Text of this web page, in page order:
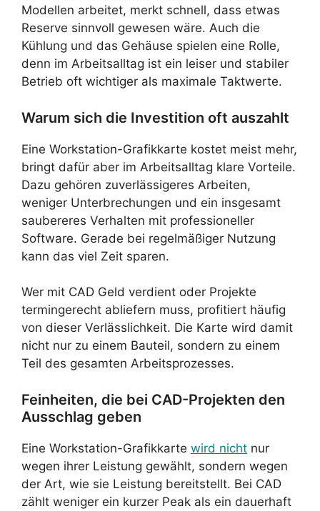
Modellen arbeitet, merkt schnell, dass etwas
Reserve sinnvoll gewesen wäre. Auch die
Kühlung und das Gehäuse spielen eine Rolle,
denn im Arbeitsalltag ist ein leiser und stabiler
Betrieb oft wichtiger als maximale Taktwerte.
Warum sich die Investition oft auszahlt
Eine Workstation-Grafikkarte kostet meist mehr,
bringt dafür aber im Arbeitsalltag klare Vorteile.
Dazu gehören zuverlässigeres Arbeiten,
weniger Unterbrechungen und ein insgesamt
saubereres Verhalten mit professioneller
Software. Gerade bei regelmäßiger Nutzung
kann das viel Zeit sparen.
Wer mit CAD Geld verdient oder Projekte
termingerecht abliefern muss, profitiert häufig
von dieser Verlässlichkeit. Die Karte wird damit
nicht nur zu einem Bauteil, sondern zu einem
Teil des gesamten Arbeitsprozesses.
Feinheiten, die bei CAD-Projekten den
Ausschlag geben
Eine Workstation-Grafikkarte wird nicht nur
wegen ihrer Leistung gewählt, sondern wegen
der Art, wie sie Leistung bereitstellt. Bei CAD
zählt weniger ein kurzer Peak als ein dauerhaft